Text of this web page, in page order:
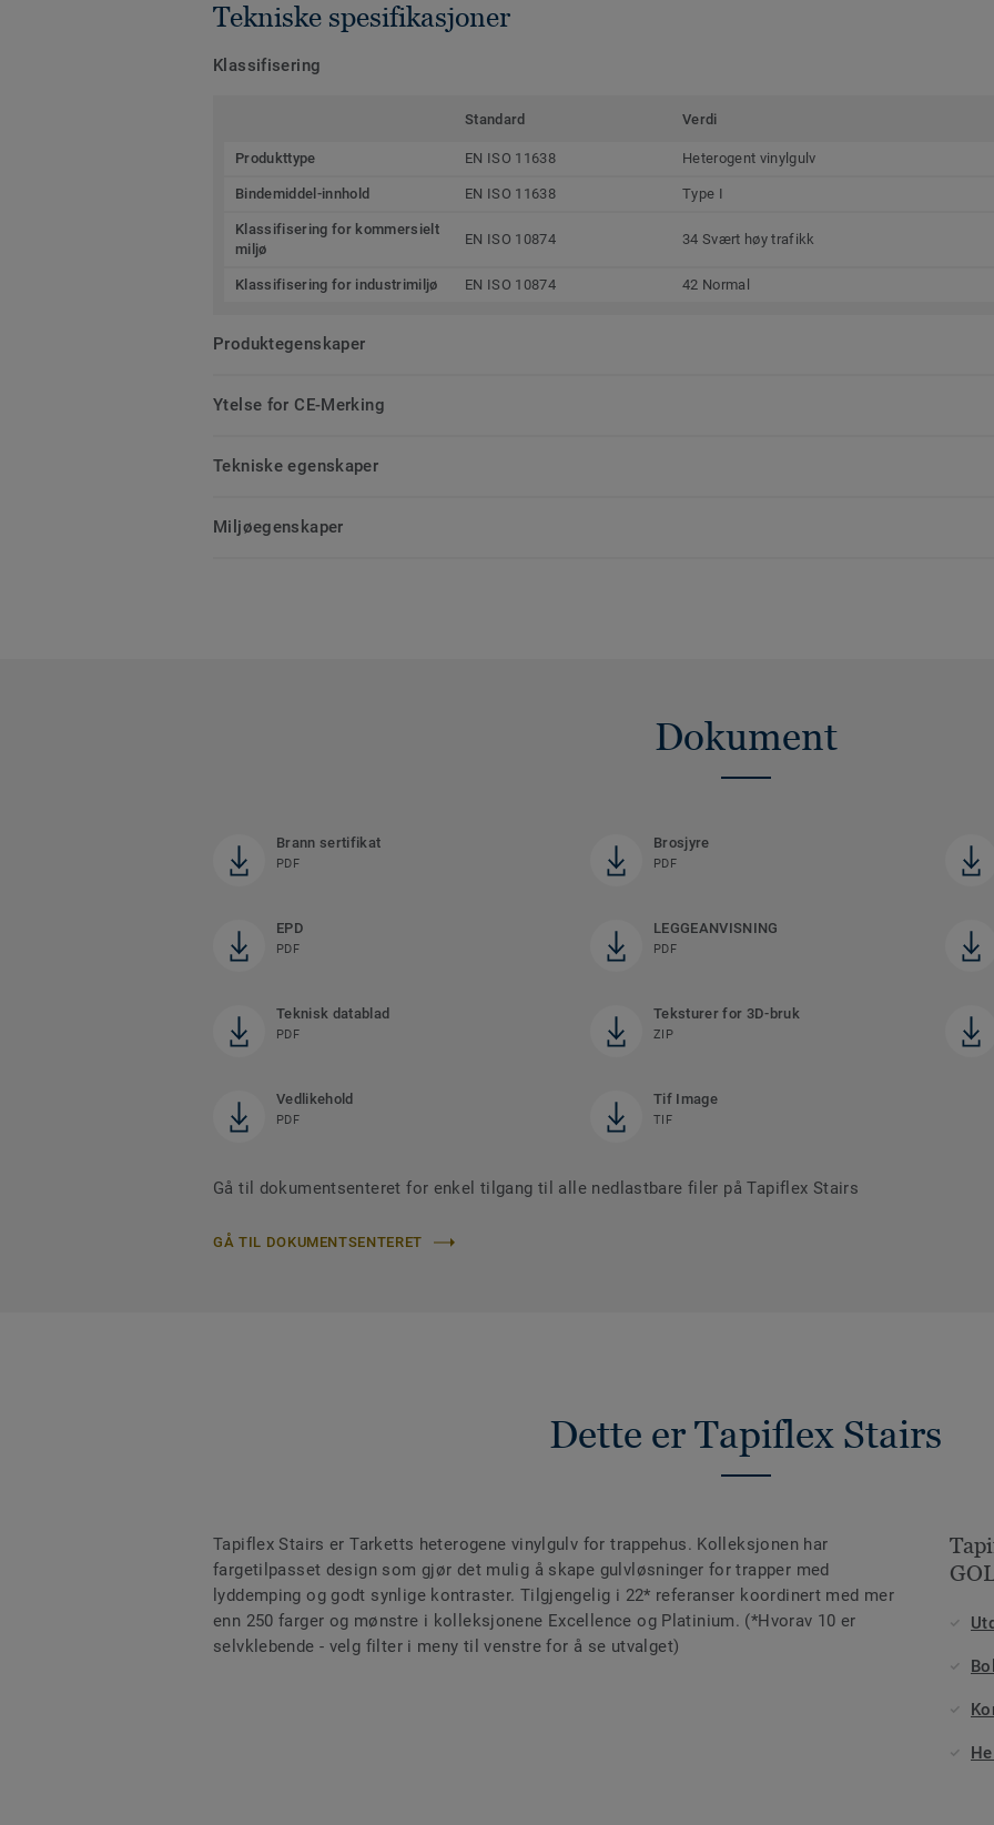
Tekniske spesifikasjoner
Klassifisering
Standard Verdi
Produkttype EN ISO 11638 Heterogent vinylgulv
Bindemiddel-innhold EN ISO 11638 Type I
Klassifisering for kommersielt
miljø
EN ISO 10874 34 Svært høy trafikk
Klassifisering for industrimiljø EN ISO 10874 42 Normal
Produktegenskaper
Ytelse for CE-Merking
Tekniske egenskaper
Miljøegenskaper
Dokument
Brann sertifikat
PDF
Brosjyre
PDF
EPD
PDF
LEGGEANVISNING
PDF
Teknisk datablad
PDF
Teksturer for 3D-bruk
ZIP
Vedlikehold
PDF
Tif Image
TIF
Gå til dokumentsenteret for enkel tilgang til alle nedlastbare filer på Tapiflex Stairs
GÅ TIL DOKUMENTSENTERET
Dette er Tapiflex Stairs
Tapiflex Stairs er Tarketts heterogene vinylgulv for trappehus. Kolleksjonen har
fargetilpasset design som gjør det mulig å skape gulvløsninger for trapper med
lyddemping og godt synlige kontraster. Tilgjengelig i 22* referanser koordinert med mer
enn 250 farger og mønstre i kolleksjonene Excellence og Platinium. (*Hvorav 10 er
selvklebende - velg filter i meny til venstre for å se utvalget)